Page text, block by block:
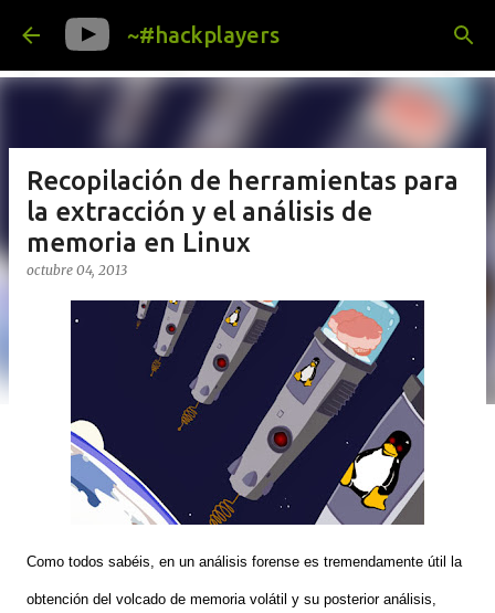
Ir al contenido principal
~#hackplayers
Recopilación de herramientas para
la extracción y el análisis de
memoria en Linux
octubre 04, 2013
Como todos sabéis, en un análisis forense es tremendamente útil la
obtención del volcado de memoria volátil y su posterior análisis,